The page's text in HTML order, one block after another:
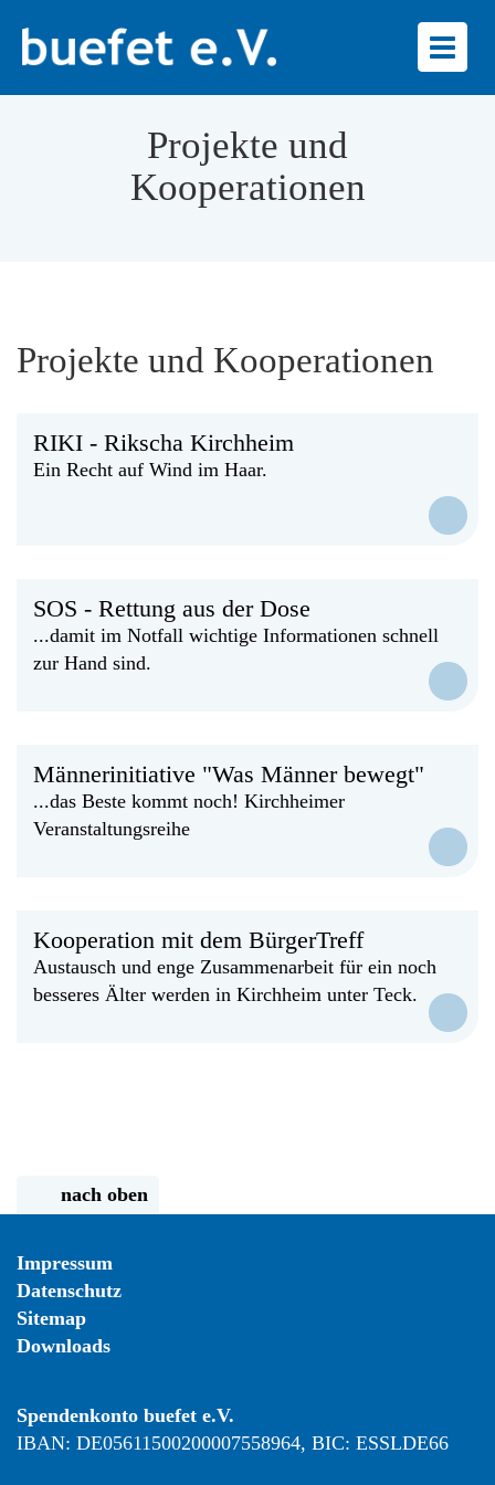
Projekte und
Kooperationen
Projekte und Kooperationen
RIKI - Rikscha Kirchheim
Ein Recht auf Wind im Haar.
SOS - Rettung aus der Dose
...damit im Notfall wichtige Informationen schnell
zur Hand sind.
Männerinitiative "Was Männer bewegt"
...das Beste kommt noch! Kirchheimer
Veranstaltungsreihe
Kooperation mit dem BürgerTreff
Austausch und enge Zusammenarbeit für ein noch
besseres Älter werden in Kirchheim unter Teck.
nach oben
Impressum
Datenschutz
Sitemap
Downloads
Spendenkonto buefet e.V.
IBAN: DE05611500200007558964, BIC: ESSLDE66